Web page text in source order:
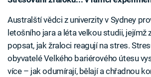
Australští vědci z univerzity v Sydney
letošního jara a léta velkou studii, jejímž
popsat, jak žraloci reagují na stres.
obyvatelé Velkého bariérového útesu
více – jak odumírají, bělají a chřadnou